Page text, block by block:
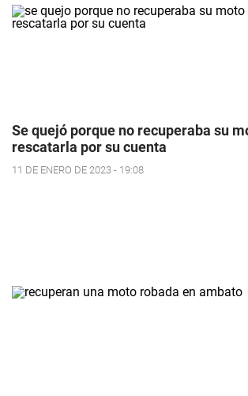
Se quejó porque no recuperaba su
rescatarla por su cuenta
11 DE ENERO DE 2023 - 19:08